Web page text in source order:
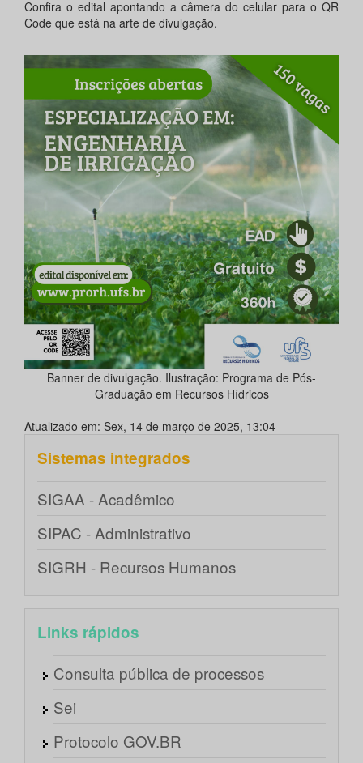
Confira o edital apontando a câmera do celular para o QR
Code que está na arte de divulgação.
Banner de divulgação. Ilustração: Programa de Pós-
Graduação em Recursos Hídricos
Atualizado em: Sex, 14 de março de 2025, 13:04
Sistemas integrados
SIGAA - Acadêmico
SIPAC - Administrativo
SIGRH - Recursos Humanos
Links rápidos
Consulta pública de processos
Sei
Protocolo GOV.BR